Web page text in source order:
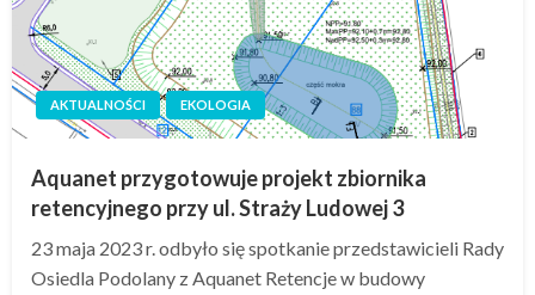
AKTUALNOŚCI EKOLOGIA
Aquanet przygotowuje projekt zbiornika
retencyjnego przy ul. Straży Ludowej 3
23 maja 2023 r. odbyło się spotkanie przedstawicieli Rady
Osiedla Podolany z Aquanet Retencje w budowy